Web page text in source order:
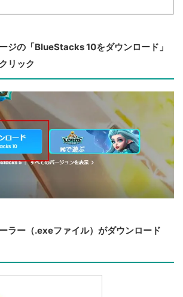
ジの「BlueStacks 10をダウンロード」
リック
ラー（.exeファイル）がダウンロード